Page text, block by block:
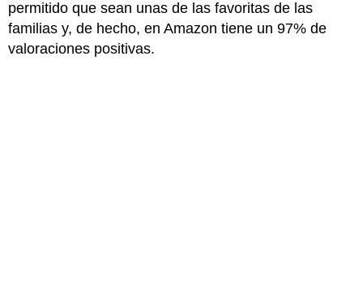
permitido que sean unas de las favoritas de las
familias y, de hecho, en Amazon tiene un 97% de
valoraciones positivas.